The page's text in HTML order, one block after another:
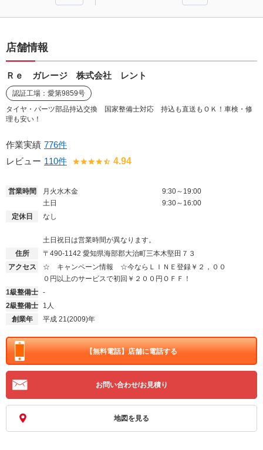
店舗情報
Ｒｅ ガレージ 株式会社 レント
認証工場：愛第9859号
タイヤ・パーツ部品持込交換 国家整備士対応 持込も直送もＯＫ！車検・修
理も安い！
作業実績 776件
レビュー 110件 4.94
営業時間 月火水木金
9:30～19:00
土日
9:30～16:00
定休日
なし
土日祝日は営業時間が異なります。
住所
〒490-1142 愛知県海部郡大治町三本木堅田７３
アクセス
☆ キャンペーン情報 ☆今ならＬＩＮＥ登録￥２，００
０円以上のサービスで初回￥２００円ＯＦＦ！
1級整備士 -
2級整備士
1人
創業年
平成 21(2009)年
【無料電話】店舗に電話する
お問い合わせ/お見積り
地図を見る